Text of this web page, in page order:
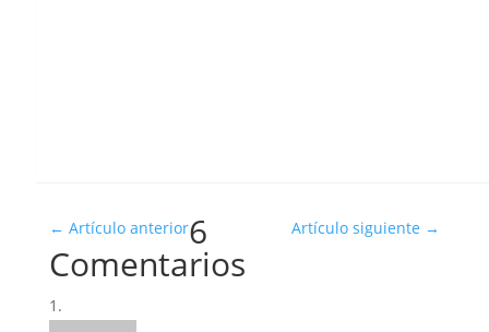
← Artículo anterior Artículo siguiente →
6
Comentarios